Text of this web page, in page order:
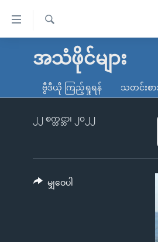
လွယ်ကူ
သည့်
မူလစာမျက်နှာ
ကမ္ဘာ့သတင်းများ
နိုင်ငံတကာ
တရုတ်
အစ္စရေး-ပါလက်စတိုင်း
ရပ်ဝန်းတခု လမ်းတခု အလွန်
အင်္ဂလိပ်စာလေ့လာမယ်
ရ
အသံဖိုင်များ
ဗွီဒီယို ကြည့်ရှုရန် သတင်းစာ
၂၂ စက္တင္ဘာ၊ ၂၀၂၂
မျှဝေပါ